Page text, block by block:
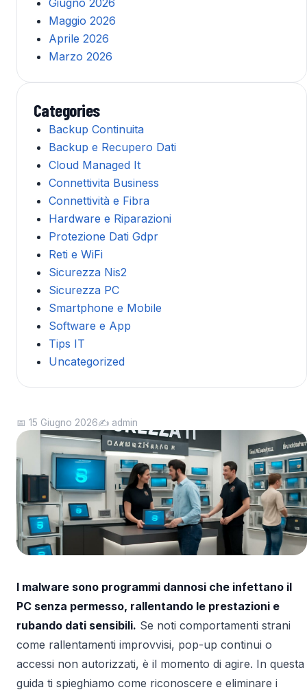
📅 15 Giugno 2026✍️ admin
I malware sono programmi dannosi che infettano il
PC senza permesso, rallentando le prestazioni e
rubando dati sensibili. Se noti comportamenti strani
come rallentamenti improvvisi, pop-up continui o
accessi non autorizzati, è il momento di agire. In questa
guida ti spieghiamo come riconoscere e eliminare i
Giugno 2026
Maggio 2026
Aprile 2026
Marzo 2026
Categories
Backup Continuita
Backup e Recupero Dati
Cloud Managed It
Connettivita Business
Connettività e Fibra
Hardware e Riparazioni
Protezione Dati Gdpr
Reti e WiFi
Sicurezza Nis2
Sicurezza PC
Smartphone e Mobile
Software e App
Tips IT
Uncategorized